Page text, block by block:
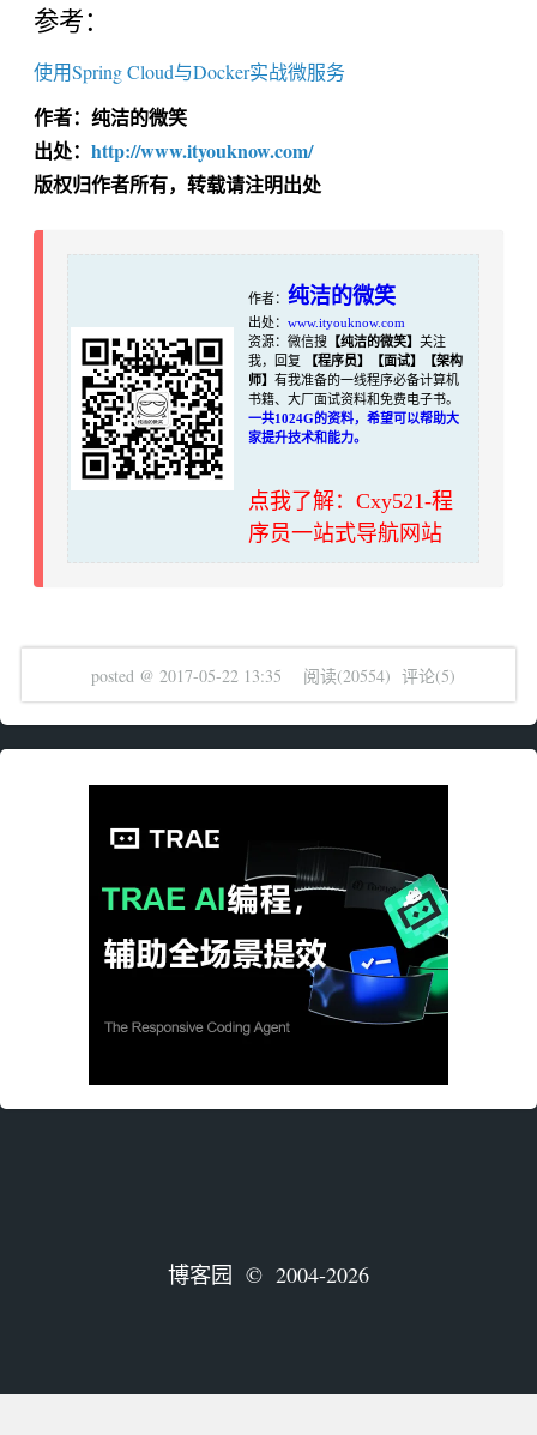
参考：
使用Spring Cloud与Docker实战微服务
作者：纯洁的微笑
出处： http://www.ityouknow.com/
版权归作者所有，转载请注明出处
作者： 纯洁的微笑
出处： www.ityouknow.com
资源：微信搜 【纯洁的微笑】 关注
我，回复
【程序员】【面试】【架构
师】 有我准备的一线程序必备计算机
书籍、大厂面试资料和免费电子书。
一共1024G的资料，希望可以帮助大
家提升技术和能力。
点我了解：Cxy521-程
序员一站式导航网站
posted @ 2017-05-22 13:35 阅读(20554) 评论(5)
博客园 © 2004-2026